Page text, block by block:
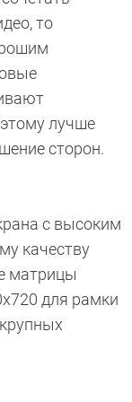
то
лучше
сторон.
с высоким
качеству
матрицы
для рамки